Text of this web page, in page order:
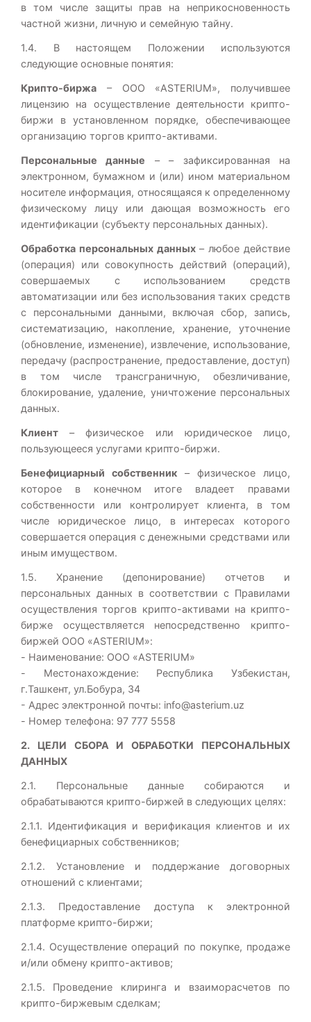
в том числе защиты прав на неприкосновенность
частной жизни, личную и семейную тайну.
1.4. В настоящем Положении используются
следующие основные понятия:
Крипто-биржа – ООО «ASTERIUM», получившее
лицензию на осуществление деятельности крипто-
биржи в установленном порядке, обеспечивающее
организацию торгов крипто-активами.
Персональные данные – – зафиксированная на
электронном, бумажном и (или) ином материальном
носителе информация, относящаяся к определенному
физическому лицу или дающая возможность его
идентификации (субъекту персональных данных).
Обработка персональных данных– любое действие
(операция) или совокупность действий (операций),
совершаемых с использованием средств
автоматизации или без использования таких средств
с персональными данными, включая сбор, запись,
систематизацию, накопление, хранение, уточнение
(обновление, изменение), извлечение, использование,
передачу (распространение, предоставление, доступ)
в том числе трансграничную, обезличивание,
блокирование, удаление, уничтожение персональных
данных.
Клиент – физическое или юридическое лицо,
пользующееся услугами крипто-биржи.
Бенефициарный собственник – физическое лицо,
которое в конечном итоге владеет правами
собственности или контролирует клиента, в том
числе юридическое лицо, в интересах которого
совершается операция с денежными средствами или
иным имуществом.
1.5. Хранение (депонирование) отчетов и
персональных данных в соответствии с Правилами
осуществления торгов крипто-активами на крипто-
бирже осуществляется непосредственно крипто-
биржей ООО «ASTERIUM»:
- Наименование: ООО «ASTERIUM»
- Местонахождение: Республика Узбекистан,
г.Ташкент, ул.Бобура, 34
- Адрес электронной почты: info@asterium.uz
- Номер телефона: 97 777 5558
2. ЦЕЛИ СБОРА И ОБРАБОТКИ ПЕРСОНАЛЬНЫХ
ДАННЫХ
2.1. Персональные данные собираются и
обрабатываются крипто-биржей в следующих целях:
2.1.1. Идентификация и верификация клиентов и их
бенефициарных собственников;
2.1.2. Установление и поддержание договорных
отношений с клиентами;
2.1.3. Предоставление доступа к электронной
платформе крипто-биржи;
2.1.4. Осуществление операций по покупке, продаже
и/или обмену крипто-активов;
2.1.5. Проведение клиринга и взаиморасчетов по
крипто-биржевым сделкам;